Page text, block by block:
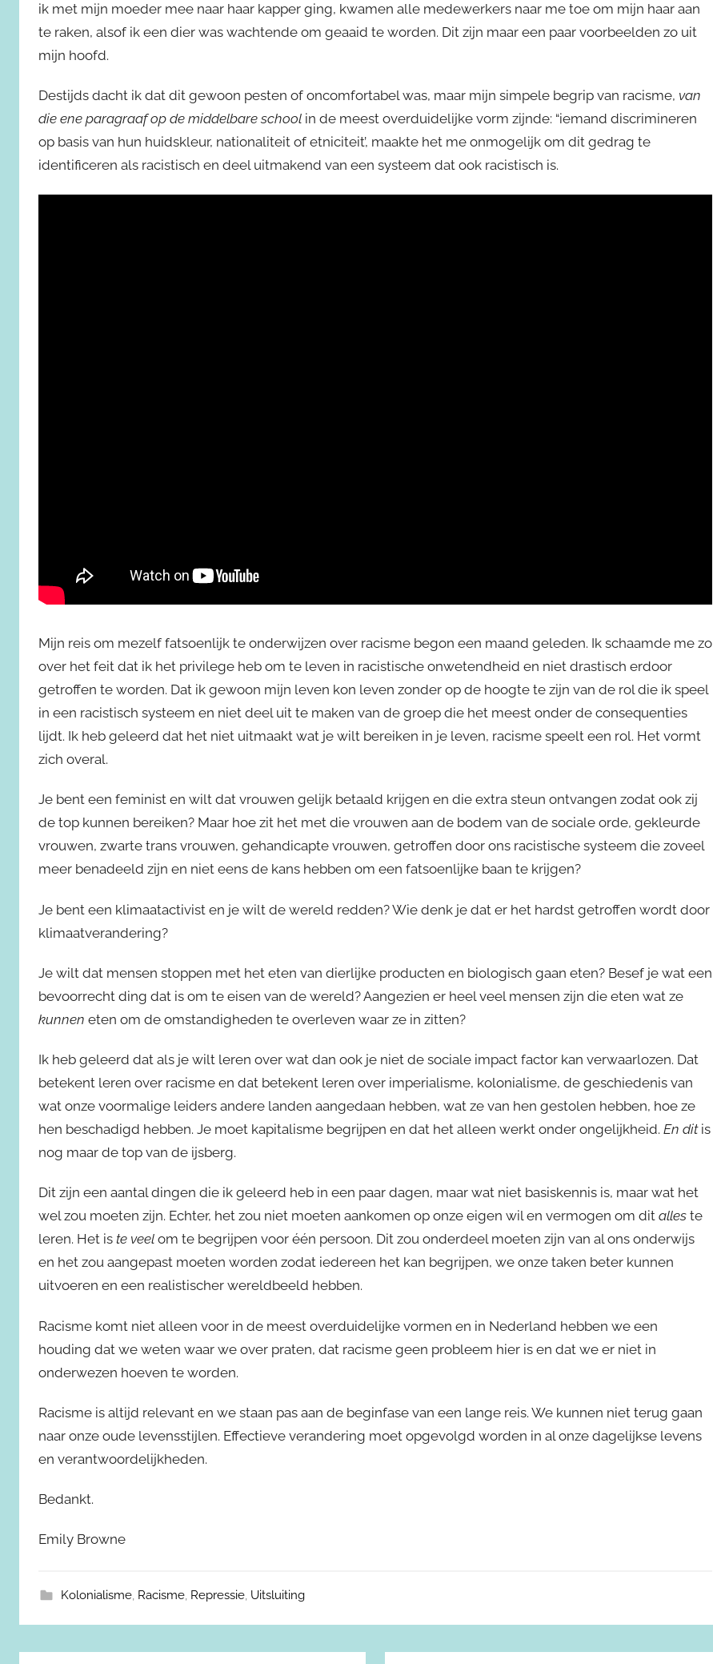
ik met mijn moeder mee naar haar kapper ging, kwamen alle medewerkers naar me toe om mijn haar aan
te raken, alsof ik een dier was wachtende om geaaid te worden. Dit zijn maar een paar voorbeelden zo uit
mijn hoofd.
Destijds dacht ik dat dit gewoon pesten of oncomfortabel was, maar mijn simpele begrip van racisme, van
die ene paragraaf op de middelbare school in de meest overduidelijke vorm zijnde: “iemand discrimineren
op basis van hun huidskleur, nationaliteit of etniciteit’, maakte het me onmogelijk om dit gedrag te
identificeren als racistisch en deel uitmakend van een systeem dat ook racistisch is.
Mijn reis om mezelf fatsoenlijk te onderwijzen over racisme begon een maand geleden. Ik schaamde me zo
over het feit dat ik het privilege heb om te leven in racistische onwetendheid en niet drastisch erdoor
getroffen te worden. Dat ik gewoon mijn leven kon leven zonder op de hoogte te zijn van de rol die ik speel
in een racistisch systeem en niet deel uit te maken van de groep die het meest onder de consequenties
lijdt. Ik heb geleerd dat het niet uitmaakt wat je wilt bereiken in je leven, racisme speelt een rol. Het vormt
zich overal.
Je bent een feminist en wilt dat vrouwen gelijk betaald krijgen en die extra steun ontvangen zodat ook zij
de top kunnen bereiken? Maar hoe zit het met die vrouwen aan de bodem van de sociale orde, gekleurde
vrouwen, zwarte trans vrouwen, gehandicapte vrouwen, getroffen door ons racistische systeem die zoveel
meer benadeeld zijn en niet eens de kans hebben om een fatsoenlijke baan te krijgen?
Je bent een klimaatactivist en je wilt de wereld redden? Wie denk je dat er het hardst getroffen wordt door
klimaatverandering?
Je wilt dat mensen stoppen met het eten van dierlijke producten en biologisch gaan eten? Besef je wat een
bevoorrecht ding dat is om te eisen van de wereld? Aangezien er heel veel mensen zijn die eten wat ze
kunnen eten om de omstandigheden te overleven waar ze in zitten?
Ik heb geleerd dat als je wilt leren over wat dan ook je niet de sociale impact factor kan verwaarlozen. Dat
betekent leren over racisme en dat betekent leren over imperialisme, kolonialisme, de geschiedenis van
wat onze voormalige leiders andere landen aangedaan hebben, wat ze van hen gestolen hebben, hoe ze
hen beschadigd hebben. Je moet kapitalisme begrijpen en dat het alleen werkt onder ongelijkheid. En dit is
nog maar de top van de ijsberg.
Dit zijn een aantal dingen die ik geleerd heb in een paar dagen, maar wat niet basiskennis is, maar wat het
wel zou moeten zijn. Echter, het zou niet moeten aankomen op onze eigen wil en vermogen om dit alles te
leren. Het is te veel om te begrijpen voor één persoon. Dit zou onderdeel moeten zijn van al ons onderwijs
en het zou aangepast moeten worden zodat iedereen het kan begrijpen, we onze taken beter kunnen
uitvoeren en een realistischer wereldbeeld hebben.
Racisme komt niet alleen voor in de meest overduidelijke vormen en in Nederland hebben we een
houding dat we weten waar we over praten, dat racisme geen probleem hier is en dat we er niet in
onderwezen hoeven te worden.
Racisme is altijd relevant en we staan pas aan de beginfase van een lange reis. We kunnen niet terug gaan
naar onze oude levensstijlen. Effectieve verandering moet opgevolgd worden in al onze dagelijkse levens
en verantwoordelijkheden.
Bedankt.
Emily Browne
Kolonialisme, Racisme, Repressie, Uitsluiting